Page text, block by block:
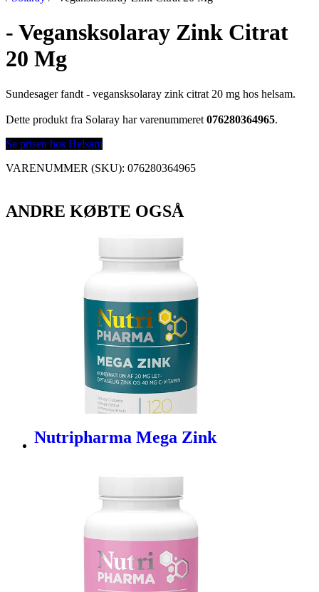
- Vegansksolaray Zink Citrat
20 Mg
Sundesager fandt - vegansksolaray zink citrat 20 mg hos helsam.
Dette produkt fra Solaray har varenummeret 076280364965.
Se prisen hos Helsam
VARENUMMER (SKU): 076280364965
ANDRE KØBTE OGSÅ
Nutripharma Mega Zink